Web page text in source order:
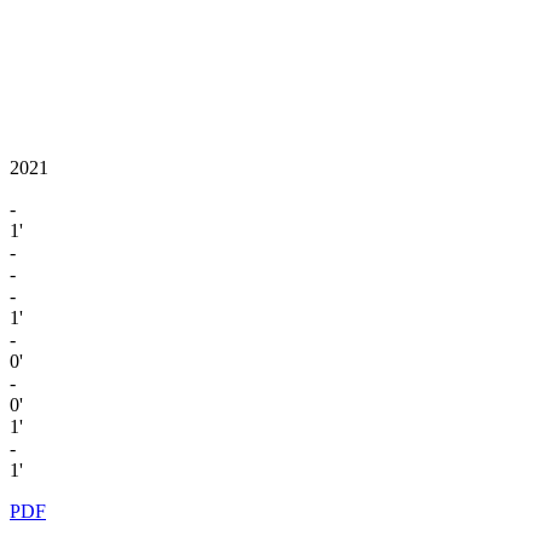
2021
-
1'
-
-
-
1'
-
0'
-
0'
1'
-
1'
PDF